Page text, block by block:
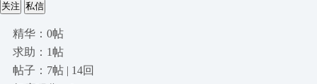
关注 私信
精华：0帖
求助：1帖
帖子：7帖 | 14回